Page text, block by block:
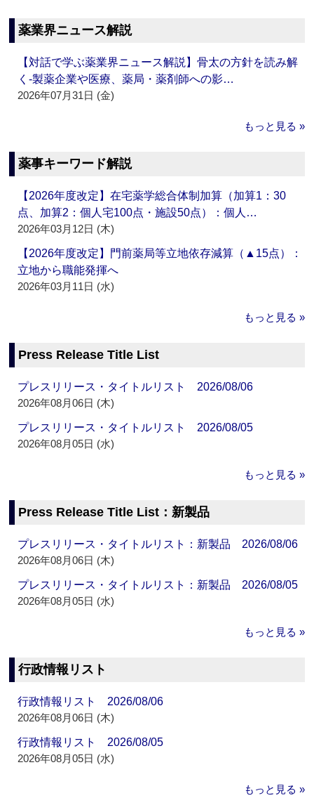
薬業界ニュース解説
【対話で学ぶ薬業界ニュース解説】骨太の方針を読み解
く‐製薬企業や医療、薬局・薬剤師への影…
2026年07月31日 (金)
もっと見る »
薬事キーワード解説
【2026年度改定】在宅薬学総合体制加算（加算1：30
点、加算2：個人宅100点・施設50点）：個人…
2026年03月12日 (木)
【2026年度改定】門前薬局等立地依存減算（▲15点）：
立地から職能発揮へ
2026年03月11日 (水)
もっと見る »
Press Release Title List
プレスリリース・タイトルリスト 2026/08/06
2026年08月06日 (木)
プレスリリース・タイトルリスト 2026/08/05
2026年08月05日 (水)
もっと見る »
Press Release Title List：新製品
プレスリリース・タイトルリスト：新製品 2026/08/06
2026年08月06日 (木)
プレスリリース・タイトルリスト：新製品 2026/08/05
2026年08月05日 (水)
もっと見る »
行政情報リスト
行政情報リスト 2026/08/06
2026年08月06日 (木)
行政情報リスト 2026/08/05
2026年08月05日 (水)
もっと見る »